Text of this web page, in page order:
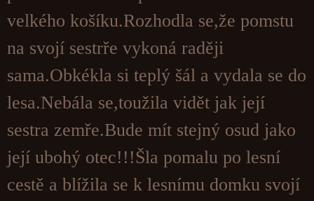
velkého košíku.Rozhodla se,že pomstu
na svojí sestrře vykoná raději
sama.Obkékla si teplý šál a vydala se do
lesa.Nebála se,toužila vidět jak její
sestra zemře.Bude mít stejný osud jako
její ubohý otec!!!Šla pomalu po lesní
cestě a blížila se k lesnímu domku svojí